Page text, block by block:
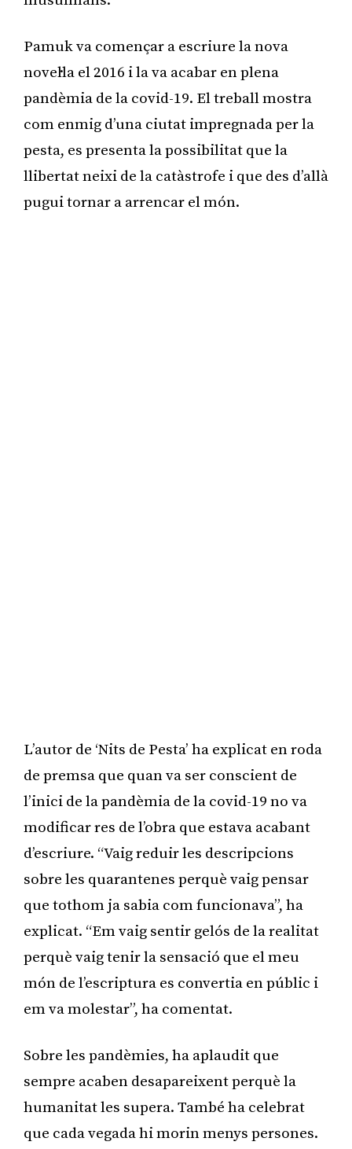
Pamuk va començar a escriure la nova
novel·la el 2016 i la va acabar en plena
pandèmia de la covid-19. El treball mostra
com enmig d’una ciutat impregnada per la
pesta, es presenta la possibilitat que la
llibertat neixi de la catàstrofe i que des d’allà
pugui tornar a arrencar el món.
L’autor de ‘Nits de Pesta’ ha explicat en roda
de premsa que quan va ser conscient de
l’inici de la pandèmia de la covid-19 no va
modificar res de l’obra que estava acabant
d’escriure. “Vaig reduir les descripcions
sobre les quarantenes perquè vaig pensar
que tothom ja sabia com funcionava”, ha
explicat. “Em vaig sentir gelós de la realitat
perquè vaig tenir la sensació que el meu
món de l’escriptura es convertia en públic i
em va molestar”, ha comentat.
Sobre les pandèmies, ha aplaudit que
sempre acaben desapareixent perquè la
humanitat les supera. També ha celebrat
que cada vegada hi morin menys persones.